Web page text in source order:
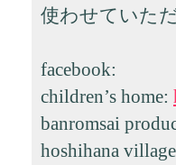
使わせていた
facebook:
children’s home:
banromsai
hoshihana